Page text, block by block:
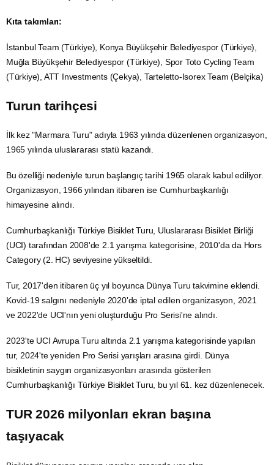
Kıta takımları:
İstanbul Team (Türkiye), Konya Büyükşehir Belediyespor (Türkiye),
Muğla Büyükşehir Belediyespor (Türkiye), Spor Toto Cycling Team
(Türkiye), ATT Investments (Çekya), Tarteletto-Isorex Team (Belçika)
Turun tarihçesi
İlk kez "Marmara Turu" adıyla 1963 yılında düzenlenen organizasyon,
1965 yılında uluslararası statü kazandı.
Bu özelliği nedeniyle turun başlangıç tarihi 1965 olarak kabul ediliyor.
Organizasyon, 1966 yılından itibaren ise Cumhurbaşkanlığı
himayesine alındı.
Cumhurbaşkanlığı Türkiye Bisiklet Turu, Uluslararası Bisiklet Birliği
(UCI) tarafından 2008'de 2.1 yarışma kategorisine, 2010'da da Hors
Category (2. HC) seviyesine yükseltildi.
Tur, 2017'den itibaren üç yıl boyunca Dünya Turu takvimine eklendi.
Kovid-19 salgını nedeniyle 2020'de iptal edilen organizasyon, 2021
ve 2022'de UCI'nın yeni oluşturduğu Pro Serisi'ne alındı.
2023'te UCI Avrupa Turu altında 2.1 yarışma kategorisinde yapılan
tur, 2024'te yeniden Pro Serisi yarışları arasına girdi. Dünya
bisikletinin saygın organizasyonları arasında gösterilen
Cumhurbaşkanlığı Türkiye Bisiklet Turu, bu yıl 61. kez düzenlenecek.
TUR 2026 milyonları ekran başına
taşıyacak